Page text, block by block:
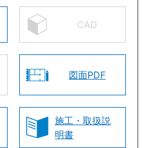
CAD
図面PDF
施工・取扱説
明書